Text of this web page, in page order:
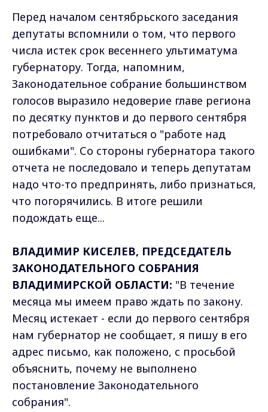
Перед началом сентябрьского заседания
депутаты вспомнили о том, что первого
числа истек срок весеннего ультиматума
губернатору. Тогда, напомним,
Законодательное собрание большинством
голосов выразило недоверие главе региона
по десятку пунктов и до первого сентября
потребовало отчитаться о "работе над
ошибками". Со стороны губернатора такого
отчета не последовало и теперь депутатам
надо что-то предпринять, либо признаться,
что погорячились. В итоге решили
подождать еще...
ВЛАДИМИР КИСЕЛЕВ, ПРЕДСЕДАТЕЛЬ
ЗАКОНОДАТЕЛЬНОГО СОБРАНИЯ
ВЛАДИМИРСКОЙ ОБЛАСТИ: "В течение
месяца мы имеем право ждать по закону.
Месяц истекает - если до первого сентября
нам губернатор не сообщает, я пишу в его
адрес письмо, как положено, с просьбой
объяснить, почему не выполнено
постановление Законодательного
собрания".